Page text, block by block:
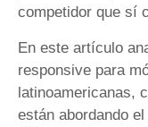
competidor que sí
En este artículo
responsive para
latinoamericanas,
están abordando